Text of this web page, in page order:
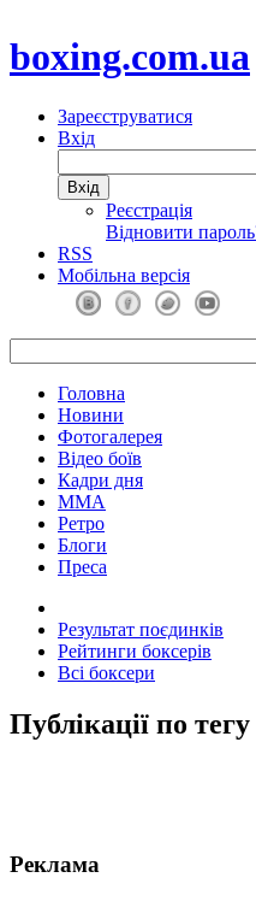
boxing.com.ua
Зареєструватися
Вхід
Реєстрація
Відновити
RSS
Мобільна версія
Головна
Новини
Фотогалерея
Відео боїв
Кадри дня
ММА
Ретро
Блоги
Преса
Результат поєдинків
Рейтинги боксерів
Всі боксери
Публікації по тегу
Реклама